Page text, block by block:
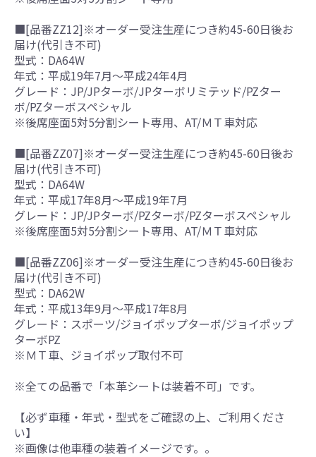
■[品番ZZ12]※オーダー受注生産につき約45-60日後お
届け(代引き不可)
型式：DA64W
年式：平成19年7月～平成24年4月
グレード：JP/JPターボ/JPターボリミテッド/PZター
ボ/PZターボスペシャル
※後席座面5対5分割シート専用、AT/ＭＴ車対応
■[品番ZZ07]※オーダー受注生産につき約45-60日後お
届け(代引き不可)
型式：DA64W
年式：平成17年8月～平成19年7月
グレード：JP/JPターボ/PZターボ/PZターボスペシャル
※後席座面5対5分割シート専用、AT/ＭＴ車対応
■[品番ZZ06]※オーダー受注生産につき約45-60日後お
届け(代引き不可)
型式：DA62W
年式：平成13年9月～平成17年8月
グレード：スポーツ/ジョイポップターボ/ジョイポップ
ターボPZ
※ＭＴ車、ジョイポップ取付不可
※全ての品番で「本革シートは装着不可」です。
【必ず車種・年式・型式をご確認の上、ご利用くださ
い】
※画像は他車種の装着イメージです。。